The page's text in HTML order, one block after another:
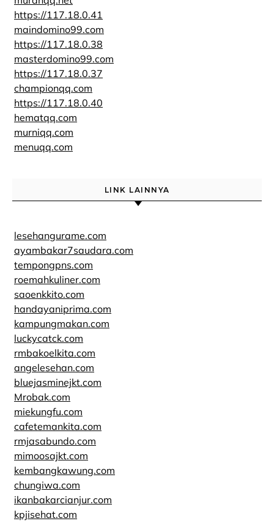
https://117.18.0.41
maindomino99.com
https://117.18.0.38
masterdomino99.com
https://117.18.0.37
championqq.com
https://117.18.0.40
hematqq.com
murniqq.com
menuqq.com
LINK LAINNYA
lesehangurame.com
ayambakar7saudara.com
tempongpns.com
roemahkuliner.com
saoenkkito.com
handayaniprima.com
kampungmakan.com
luckycatck.com
rmbakoelkita.com
angelesehan.com
bluejasminejkt.com
Mrobak.com
miekungfu.com
cafetemankita.com
rmjasabundo.com
mimoosajkt.com
kembangkawung.com
chungiwa.com
ikanbakarcianjur.com
kpjisehat.com